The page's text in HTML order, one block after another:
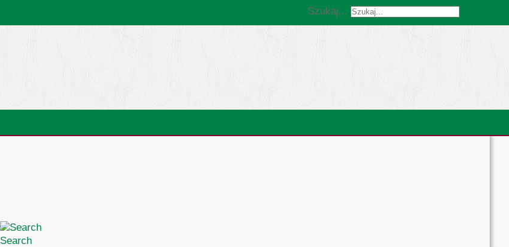
Szukaj...
Search